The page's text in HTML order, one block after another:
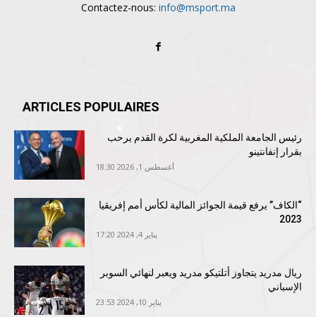
Contactez-nous: info@msport.ma
ARTICLES POPULAIRES
رئيس الجامعة الملكية المغربية لكرة القدم يرحب
بقرار إنفانتينو
أغسطس 1, 2026 18:30
“الكاف” يرفع قيمة الجوائز المالية لكأس أمم إفريقيا
2023
يناير 4, 2024 17:20
ريال مدريد يتجاوز أتلتيكو مدريد ويعبر لنهائي السوبر
الإسباني
يناير 10, 2024 23:53